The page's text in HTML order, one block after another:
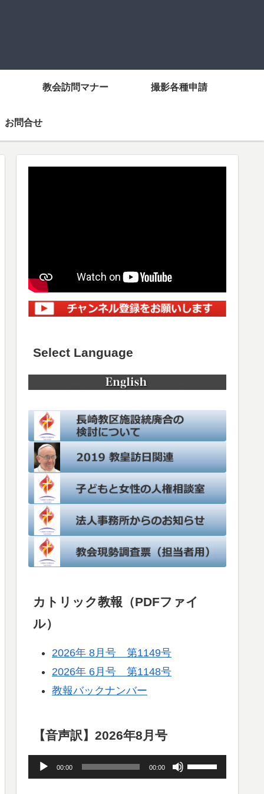
教会訪問マナー 撮影各種申請
お問合せ
Select Language
カトリック教報（PDFファイ
ル）
2026年 8月号 第1149号
2026年 6月号 第1148号
教報バックナンバー
【音声訳】2026年8月号
声
00:00 00:00
ボ
リ